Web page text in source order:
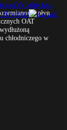
Українська
Hrvatski
płyn
OAT
chłodniczego w